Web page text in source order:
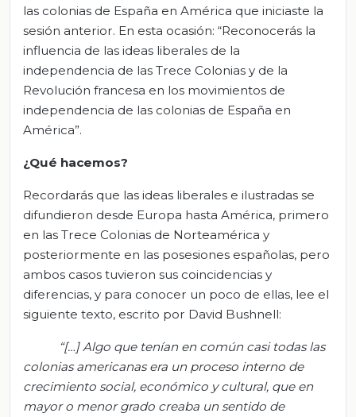
las colonias de España en América que iniciaste la
sesión anterior. En esta ocasión: “Reconocerás la
influencia de las ideas liberales de la
independencia de las Trece Colonias y de la
Revolución francesa en los movimientos de
independencia de las colonias de España en
América”.
¿Qué hacemos?
Recordarás que las ideas liberales e ilustradas se
difundieron desde Europa hasta América, primero
en las Trece Colonias de Norteamérica y
posteriormente en las posesiones españolas, pero
ambos casos tuvieron sus coincidencias y
diferencias, y para conocer un poco de ellas, lee el
siguiente texto, escrito por David Bushnell:
“[…] Algo que tenían en común casi todas las
colonias americanas era un proceso interno de
crecimiento social, económico y cultural, que en
mayor o menor grado creaba un sentido de